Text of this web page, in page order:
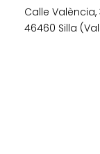
Calle València,
46460 Silla